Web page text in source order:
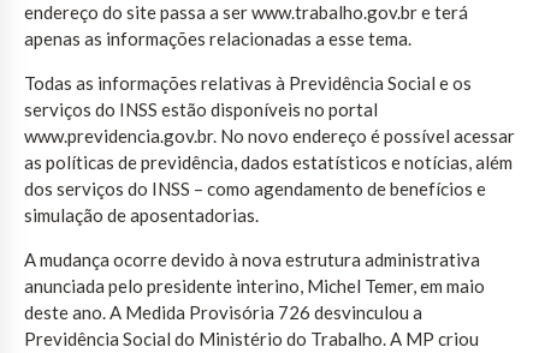
endereço do site passa a ser www.trabalho.gov.br e terá
apenas as informações relacionadas a esse tema.
Todas as informações relativas à Previdência Social e os
serviços do INSS estão disponíveis no portal
www.previdencia.gov.br. No novo endereço é possível acessar
as políticas de previdência, dados estatísticos e notícias, além
dos serviços do INSS – como agendamento de benefícios e
simulação de aposentadorias.
A mudança ocorre devido à nova estrutura administrativa
anunciada pelo presidente interino, Michel Temer, em maio
deste ano. A Medida Provisória 726 desvinculou a
Previdência Social do Ministério do Trabalho. A MP criou